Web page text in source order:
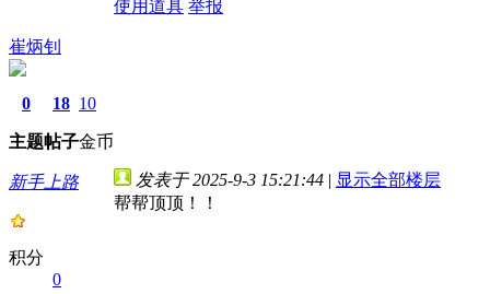
使用道具 举报
崔炳钊
0
主题
18
帖子
10
金币
新手上路
积分
0
发表于 2025-9-3 15:21:44 | 显示全部楼层
帮帮顶顶！！